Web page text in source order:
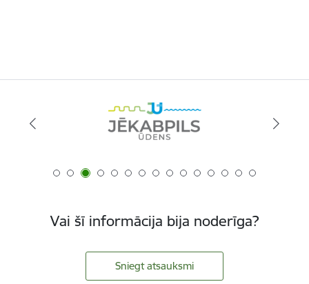
Vai šī informācija bija noderīga?
Sniegt atsauksmi